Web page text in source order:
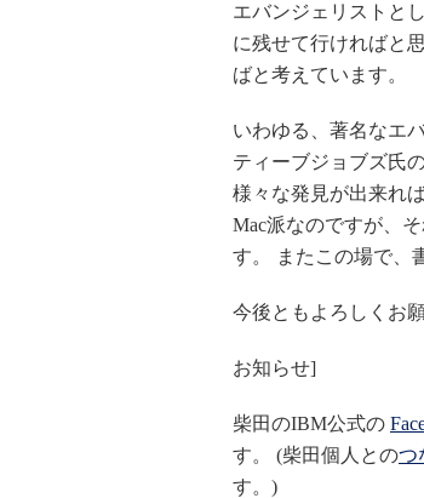
エバンジェリストと
に残せて行ければと
ばと考えています。
いわゆる、著名なエ
ティーブジョブズ氏
様々な発見が出来れ
Mac派なのですが、
す。 またこの場で、
今後ともよろしくお
お知らせ]
柴田のIBM公式の
す。 (柴田個人とのつ
す。)